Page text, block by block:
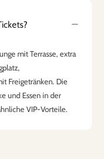
mit Terrasse, extra
Freigetränken. Die
und Essen in der
VIP-Vorteile.